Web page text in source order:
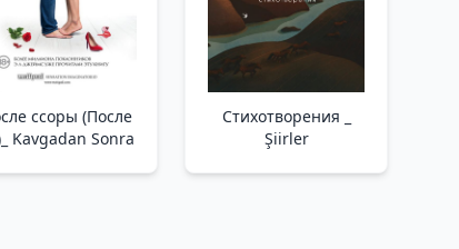
ссоры (После
Kavgadan Sonra
Стихотворения _
Şiirler